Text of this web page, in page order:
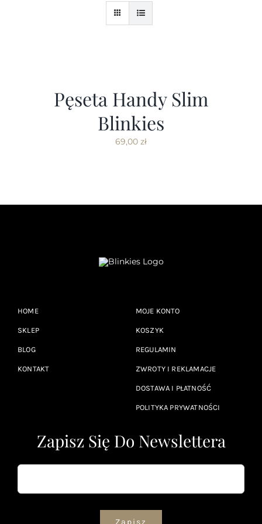
Pęseta Handy Slim
Blinkies
69,00 zł
HOME
SKLEP
BLOG
KONTAKT
MOJE KONTO
KOSZYK
REGULAMIN
ZWROTY I REKLAMACJE
DOSTAWA I PŁATNOŚĆ
POLITYKA PRYWATNOŚCI
Zapisz Się Do Newslettera